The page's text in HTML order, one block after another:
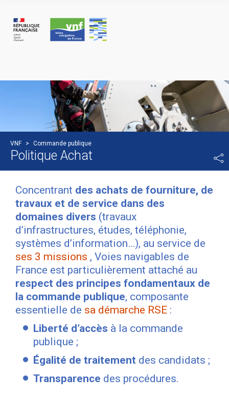
VNF > Commande publique
Politique Achat
Concentrant des achats de fourniture, de
travaux et de service dans des
domaines divers (travaux
d’infrastructures, études, téléphonie,
systèmes d’information…), au service de
ses 3 missions , Voies navigables de
France est particulièrement attaché au
respect des principes fondamentaux de
la commande publique, composante
essentielle de sa démarche RSE :
Liberté d’accès à la commande
publique ;
Égalité de traitement des candidats ;
Transparence des procédures.